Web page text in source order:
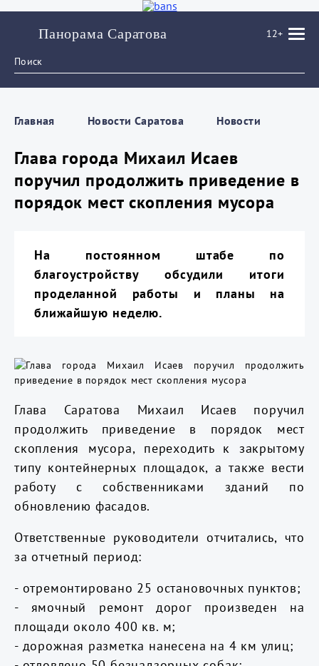
Панорама Саратова 12+
Главная Новости Саратова Новости
Глава города Михаил Исаев
поручил продолжить приведение в
порядок мест скопления мусора
На постоянном штабе по
благоустройству обсудили итоги
проделанной работы и планы на
ближайшую неделю.
Глава Саратова Михаил Исаев поручил
продолжить приведение в порядок мест
скопления мусора, переходить к закрытому
типу контейнерных площадок, а также вести
работу с собственниками зданий по
обновлению фасадов.
Ответственные руководители отчитались, что
за отчетный период:
- отремонтировано 25 остановочных пунктов;
- ямочный ремонт дорог произведен на
площади около 400 кв. м;
- дорожная разметка нанесена на 4 км улиц;